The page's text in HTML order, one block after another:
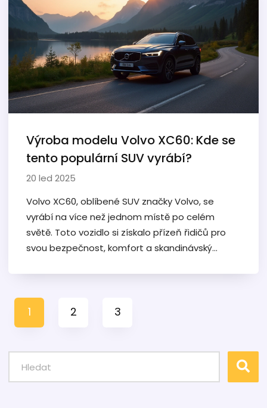
Výroba modelu Volvo XC60: Kde se
tento populární SUV vyrábí?
20 led 2025
Volvo XC60, oblíbené SUV značky Volvo, se
vyrábí na více než jednom místě po celém
světě. Toto vozidlo si získalo přízeň řidičů pro
svou bezpečnost, komfort a skandinávský
vyrobeného vozidla. Tématem jsou i logistické
operace spojené s distribucí těchto
1 2 3